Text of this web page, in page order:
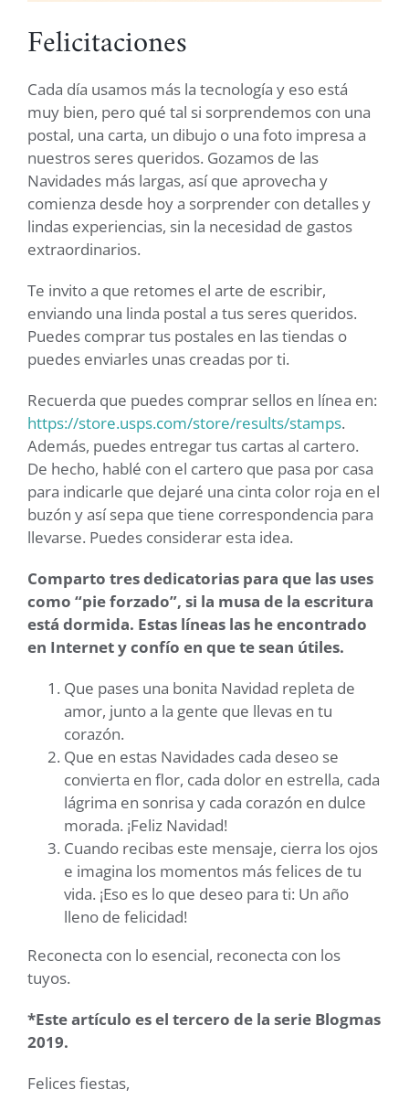
Felicitaciones
Cada día usamos más la tecnología y eso está
muy bien, pero qué tal si sorprendemos con una
postal, una carta, un dibujo o una foto impresa a
nuestros seres queridos. Gozamos de las
Navidades más largas, así que aprovecha y
comienza desde hoy a sorprender con detalles y
lindas experiencias, sin la necesidad de gastos
extraordinarios.
Te invito a que retomes el arte de escribir,
enviando una linda postal a tus seres queridos.
Puedes comprar tus postales en las tiendas o
puedes enviarles unas creadas por ti.
Recuerda que puedes comprar sellos en línea en:
https://store.usps.com/store/results/stamps.
Además, puedes entregar tus cartas al cartero.
De hecho, hablé con el cartero que pasa por casa
para indicarle que dejaré una cinta color roja en el
buzón y así sepa que tiene correspondencia para
llevarse. Puedes considerar esta idea.
Comparto tres dedicatorias para que las uses
como “pie forzado”, si la musa de la escritura
está dormida. Estas líneas las he encontrado
en Internet y confío en que te sean útiles.
Que pases una bonita Navidad repleta de
amor, junto a la gente que llevas en tu
corazón.
Que en estas Navidades cada deseo se
convierta en flor, cada dolor en estrella, cada
lágrima en sonrisa y cada corazón en dulce
morada. ¡Feliz Navidad!
Cuando recibas este mensaje, cierra los ojos
e imagina los momentos más felices de tu
vida. ¡Eso es lo que deseo para ti: Un año
lleno de felicidad!
Reconecta con lo esencial, reconecta con los
tuyos.
*Este artículo es el tercero de la serie Blogmas
2019.
Felices fiestas,